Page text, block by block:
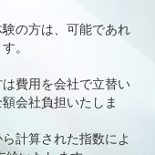
の方は、可能であれ
。
費用を会社で立替い
会社負担いたしま
計算された指数によ